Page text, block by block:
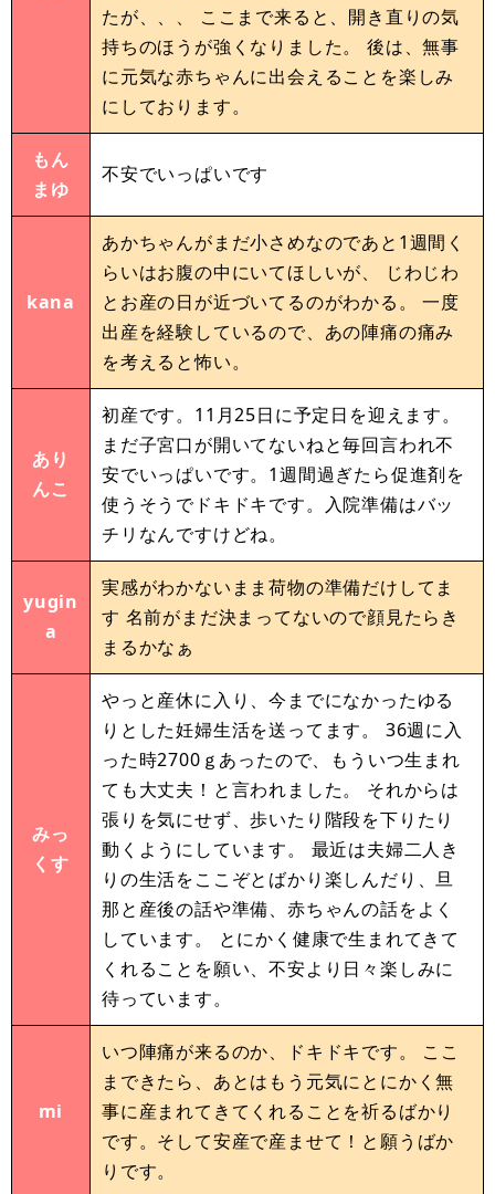
たが、、、 ここまで来ると、開き直りの気
持ちのほうが強くなりました。 後は、無事
に元気な赤ちゃんに出会えることを楽しみ
にしております。
もん
まゆ
不安でいっぱいです
kana
あかちゃんがまだ小さめなのであと1週間く
らいはお腹の中にいてほしいが、 じわじわ
とお産の日が近づいてるのがわかる。 一度
出産を経験しているので、あの陣痛の痛み
を考えると怖い。
あり
んこ
初産です。11月25日に予定日を迎えます。
まだ子宮口が開いてないねと毎回言われ不
安でいっぱいです。1週間過ぎたら促進剤を
使うそうでドキドキです。入院準備はバッ
チリなんですけどね。
yugin
a
実感がわかないまま荷物の準備だけしてま
す 名前がまだ決まってないので顔見たらき
まるかなぁ
みっ
くす
やっと産休に入り、今までになかったゆる
りとした妊婦生活を送ってます。 36週に入
った時2700ｇあったので、もういつ生まれ
ても大丈夫！と言われました。 それからは
張りを気にせず、歩いたり階段を下りたり
動くようにしています。 最近は夫婦二人き
りの生活をここぞとばかり楽しんだり、旦
那と産後の話や準備、赤ちゃんの話をよく
しています。 とにかく健康で生まれてきて
くれることを願い、不安より日々楽しみに
待っています。
mi
いつ陣痛が来るのか、ドキドキです。 ここ
まできたら、あとはもう元気にとにかく無
事に産まれてきてくれることを祈るばかり
です。そして安産で産ませて！と願うばか
りです。